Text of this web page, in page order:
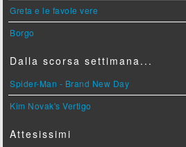
Greta e le favole vere
Borgo
Dalla scorsa settimana...
Spider-Man - Brand New Day
Kim Novak's Vertigo
Attesissimi